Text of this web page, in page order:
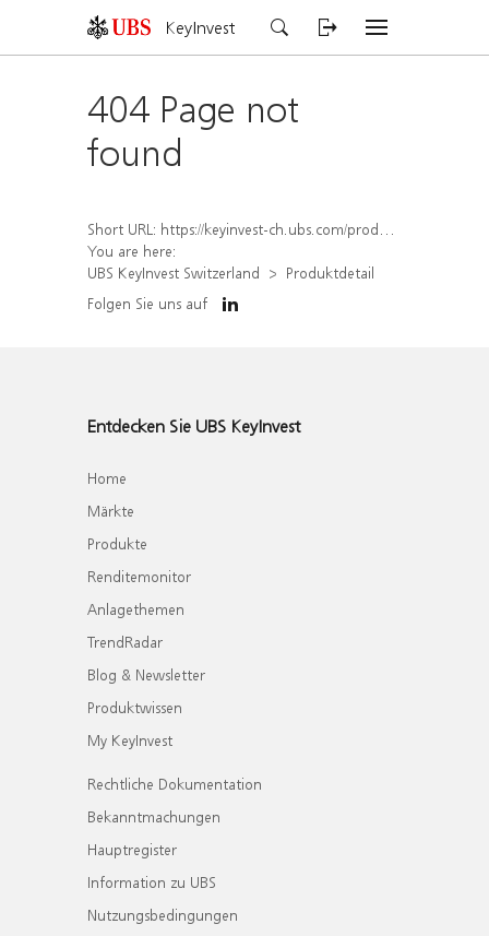
KeyInvest
404 Page not
found
Short URL: https://keyinvest-ch.ubs.com/produkt/detail/index/isin/CH1571790323
You are here:
UBS KeyInvest Switzerland
Produktdetail
Folgen Sie uns auf
Entdecken Sie UBS KeyInvest
Home
Märkte
Produkte
Renditemonitor
Anlagethemen
TrendRadar
Blog & Newsletter
Produktwissen
My KeyInvest
Rechtliche Dokumentation
Bekanntmachungen
Hauptregister
Information zu UBS
Nutzungsbedingungen